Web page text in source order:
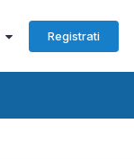
Registrati